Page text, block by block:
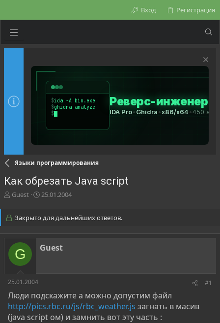
Вход Регистрация
Языки программирования
Как обрезать Java script
А
о
т
е
м
ы
Guest
Д
а
а
ч
а
25.01.2004
Закрыто для дальнейших ответов.
G Guest
25.01.2004 #1
Люди подскажите а можно допустим файл
http://pics.rbc.ru/js/rbc_weather.js загнать в масив
(java script ом) и замнить вот эту часть :